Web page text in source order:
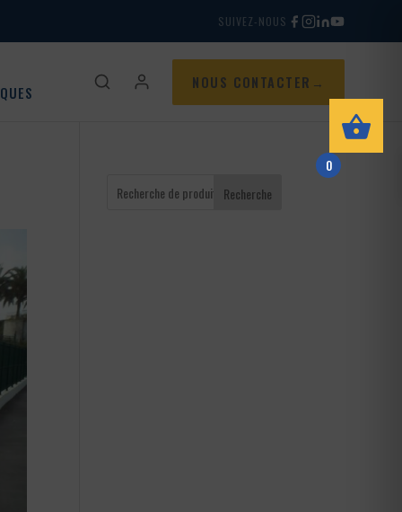
SUIVEZ-NOUS
NOUS CONTACTER
Recherche
0